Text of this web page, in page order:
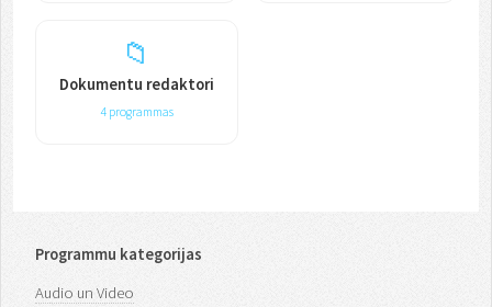
📁
Dokumentu redaktori
4 programmas
Programmu kategorijas
Audio un Video